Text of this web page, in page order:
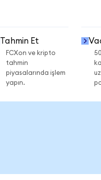
Tahmin Et
FCXon ve kripto
tahmin
piyasalarında işlem
yapın.